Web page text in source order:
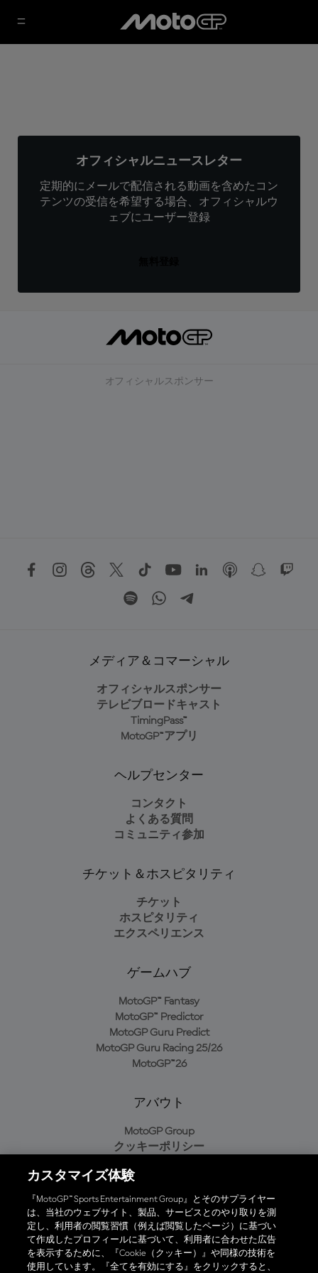
オフィシャルニュースレター
定期的にメールで配信される動画を含めたコン
テンツの受信を希望する場合、オフィシャルウ
ェブにユーザー登録
オフィシャルスポンサー
メディア＆コマーシャル
オフィシャルスポンサー
テレビブロードキャスト
TimingPass™
MotoGP™アプリ
ヘルプセンター
コンタクト
よくある質問
コミュニティ参加
チケット＆ホスピタリティ
チケット
ホスピタリティ
エクスペリエンス
ゲームハブ
MotoGP™ Fantasy
MotoGP™ Predictor
MotoGP Guru Predict
MotoGP Guru Racing 25/26
MotoGP™26
アバウト
MotoGP Group
クッキーポリシー
プライバシーポリシー
購入ポリシー
オフィシャルアプリ
カスタマイズ体験
『MotoGP™ Sports Entertainment Group』とそのサプライヤー
は、当社のウェブサイト、製品、サービスとのやり取りを測
定し、利用者の閲覧習慣（例えば閲覧したページ）に基づい
て作成したプロフィールに基づいて、利用者に合わせた広告
を表示するために、『Cookie（クッキー）』や同様の技術を
使用しています。『全てを有効にする』をクリックすると、